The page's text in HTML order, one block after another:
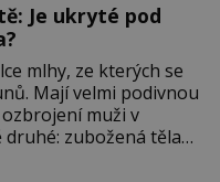
Je ukryté pod
mlhy, ze kterých se
Mají velmi podivnou
muži v
zubožená těla